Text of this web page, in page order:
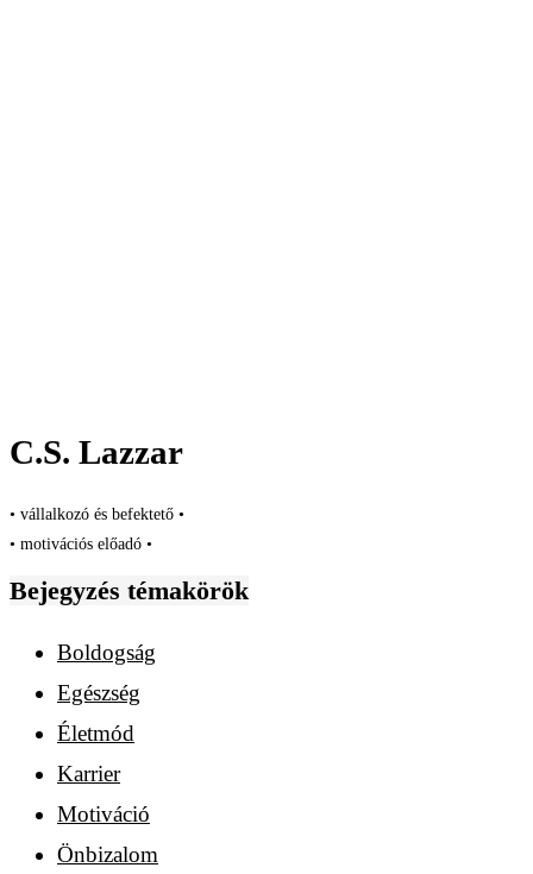
C.S. Lazzar
• vállalkozó és befektető •
• motivációs előadó •
Bejegyzés témakörök
Boldogság
Egészség
Életmód
Karrier
Motiváció
Önbizalom